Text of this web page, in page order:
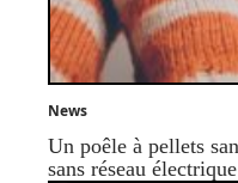
News
Un poêle à pellets
sans réseau électrique